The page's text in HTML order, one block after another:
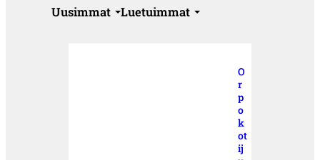
Uusimmat Luetuimmat
O
r
p
o
k
ot
ij